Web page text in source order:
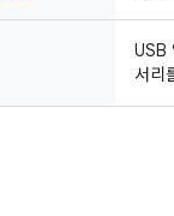
USB
서리